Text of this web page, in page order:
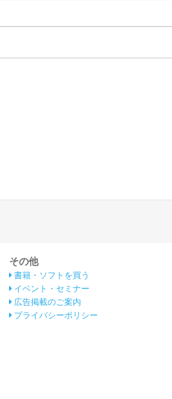
その他
書籍・ソフトを買う
イベント・セミナー
広告掲載のご案内
プライバシーポリシー